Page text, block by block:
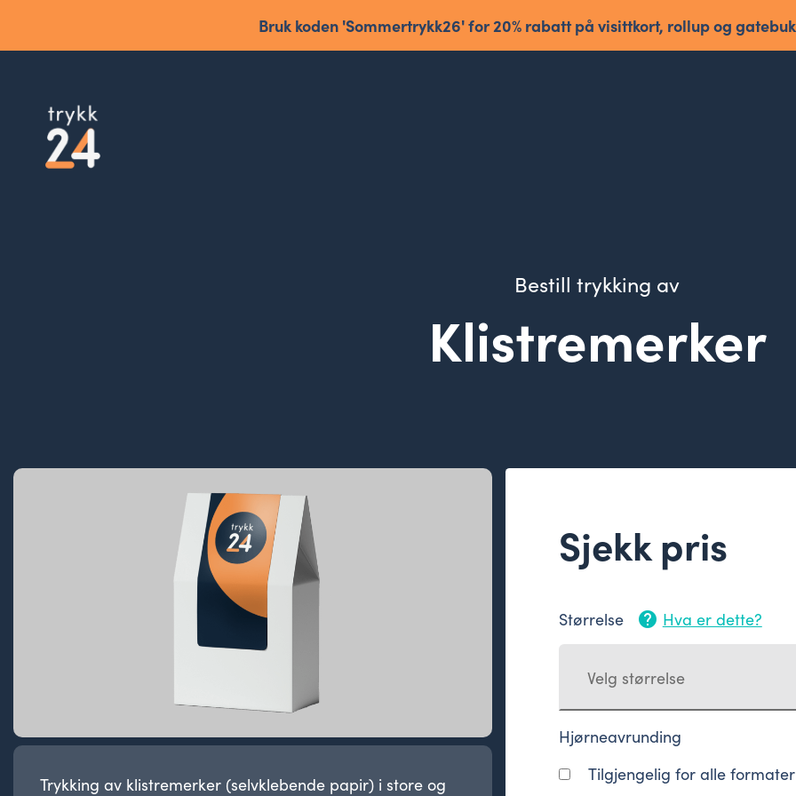
Bruk koden 'Sommertrykk26' for 20% rabatt på visittkort, rollup og
Bestill trykking av
Klistremerker
Trykking av klistremerker (selvklebende papir) i store og
Sjekk pris
Størrelse help Hva er dette?
Velg størrelse
Hjørneavrunding
Tilgjengelig for alle